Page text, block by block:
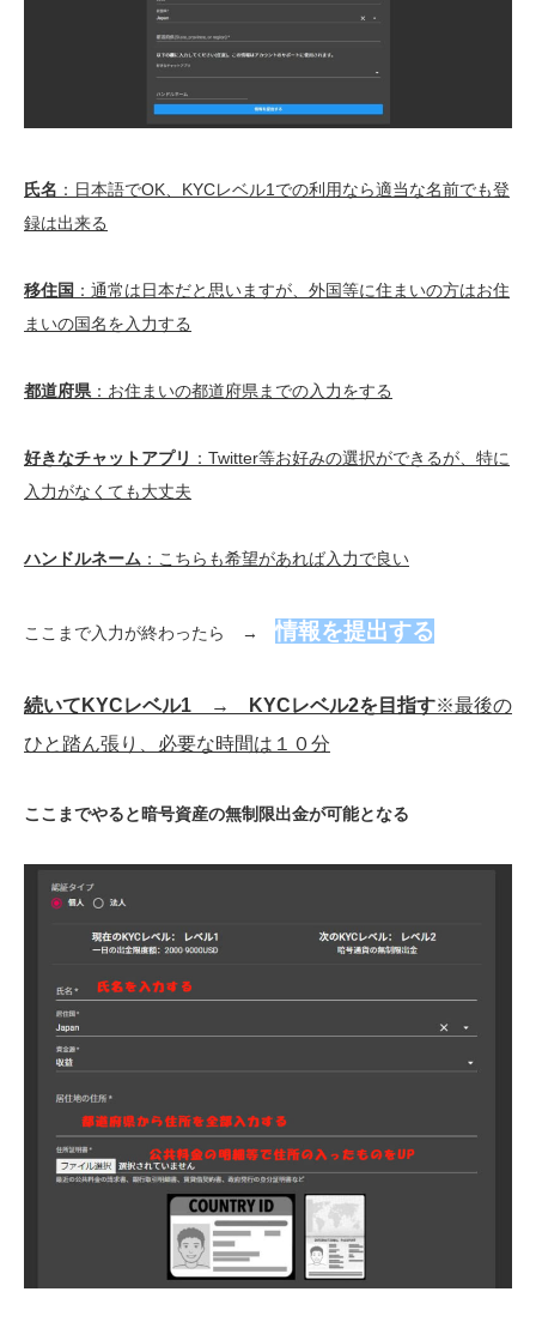
氏名 ：日本語でOK、KYCレベル1での利用なら適当な名前でも登
録は出来る
移住国 ：通常は日本だと思いますが、外国等に住まいの方はお住
まいの国名を入力する
都道府県 ：お住まいの都道府県までの入力をする
好きなチャットアプリ ：Twitter等お好みの選択ができるが、特に
入力がなくても大丈夫
ハンドルネーム ：こちらも希望があれば入力で良い
ここまで入力が終わったら → 情報を提出する
続いてKYCレベル1 → KYCレベル2を目指す※最後の
ひと踏ん張り、必要な時間は１０分
ここまでやると暗号資産の無制限出金が可能となる